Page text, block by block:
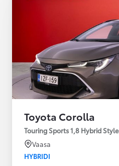
Toyota Corolla
Touring Sports 1,8 Hybrid Style
Vaasa
HYBRIDI